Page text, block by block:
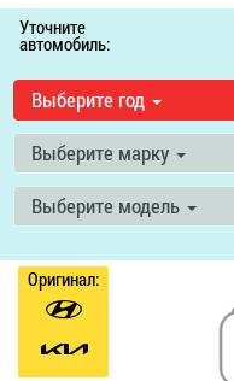
Уточните
автомобиль:
Выберите год
Выберите марку
Выберите модель
Оригинал: